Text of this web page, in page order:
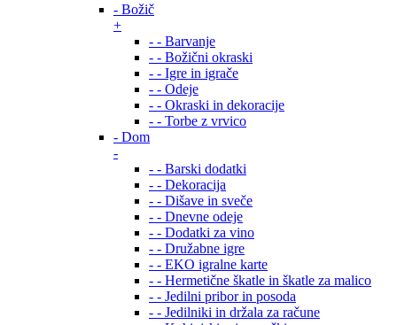
- Božič
+
- - Barvanje
- - Božični okraski
- - Igre in igrače
- - Odeje
- - Okraski in dekoracije
- - Torbe z vrvico
- Dom
-
- - Barski dodatki
- - Dekoracija
- - Dišave in sveče
- - Dnevne odeje
- - Dodatki za vino
- - Družabne igre
- - EKO igralne karte
- - Hermetične škatle in škatle za malico
- - Jedilni pribor in posoda
- - Jedilniki in držala za račune